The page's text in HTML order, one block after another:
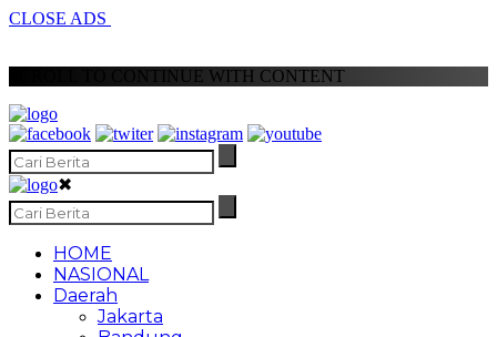
CLOSE ADS
SCROLL TO CONTINUE WITH CONTENT
✖
HOME
NASIONAL
Daerah
Jakarta